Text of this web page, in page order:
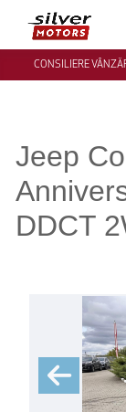
CONSILIERE
Jeep
DDCT